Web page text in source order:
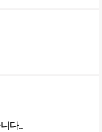
다..